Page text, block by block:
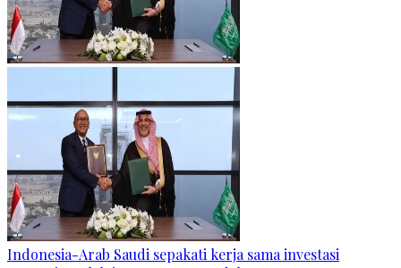
Indonesia-Arab Saudi sepakati kerja sama investasi